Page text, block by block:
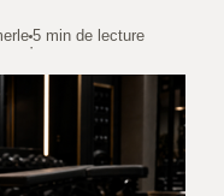
·
5 min de lecture